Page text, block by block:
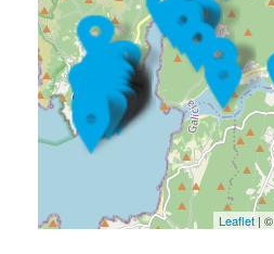
Leaflet| ©